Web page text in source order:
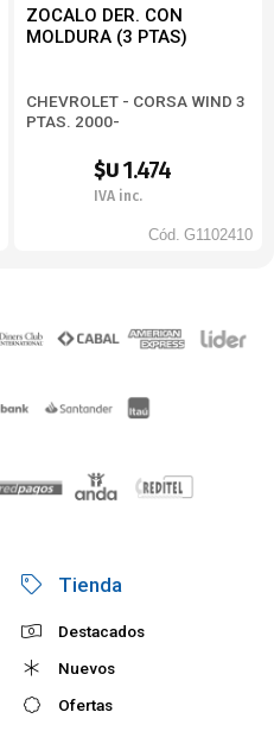
ZOCALO DER. CON
MOLDURA (3 PTAS)
CHEVROLET - CORSA WIND 3
PTAS. 2000-
$U1.474
IVA inc.
Cód. G1102410
Tienda
Destacados
Nuevos
Ofertas